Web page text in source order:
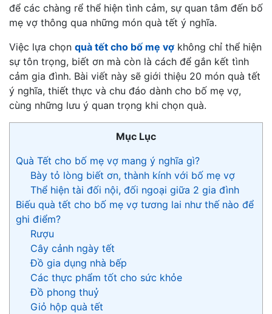
để các chàng rể thể hiện tình cảm, sự quan tâm đến bố
mẹ vợ thông qua những món quà tết ý nghĩa.
Việc lựa chọn quà tết cho bố mẹ vợ không chỉ thể hiện
sự tôn trọng, biết ơn mà còn là cách để gắn kết tình
cảm gia đình. Bài viết này sẽ giới thiệu 20 món quà tết
ý nghĩa, thiết thực và chu đáo dành cho bố mẹ vợ,
cùng những lưu ý quan trọng khi chọn quà.
Mục Lục
Quà Tết cho bố mẹ vợ mang ý nghĩa gì?
Bày tỏ lòng biết ơn, thành kính với bố mẹ vợ
Thể hiện tài đối nội, đối ngoại giữa 2 gia đình
Biếu quà tết cho bố mẹ vợ tương lai như thế nào để
ghi điểm?
Rượu
Cây cảnh ngày tết
Đồ gia dụng nhà bếp
Các thực phẩm tốt cho sức khỏe
Đồ phong thuỷ
Giỏ hộp quà tết